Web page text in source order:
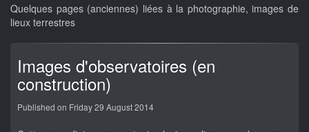
Quelques pages (anciennes) liées à la photographie, images de
lieux terrestres
Images d'observatoires (en
construction)
Published on Friday 29 August 2014